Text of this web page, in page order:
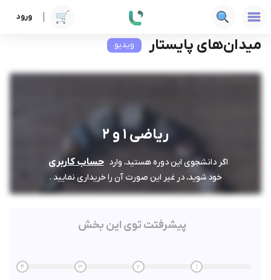
ورود دوره ها فنی‌ومهندسی میدان‌های پایستار
میدان‌های پایستار ویدیو
ریاضی 1 و 2
اگر دانشجوی این دوره هستید، وارد حساب کاربری
خود شوید، در غیر این صورت آن را خریداری نمایید .
پیشرفتت توی این بخش
1
2
3
4